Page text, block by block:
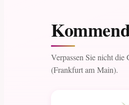
Verpassen Sie nicht die
(Frankfurt am Main).